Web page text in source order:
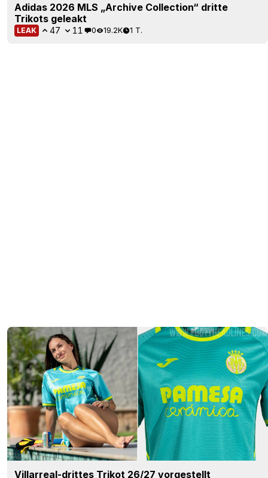
Adidas 2026 MLS „Archive Collection“ dritte
Trikots geleakt
LEAK 47 11 0 19.2K 1 T.
Villarreal-drittes Trikot 26/27 vorgestellt